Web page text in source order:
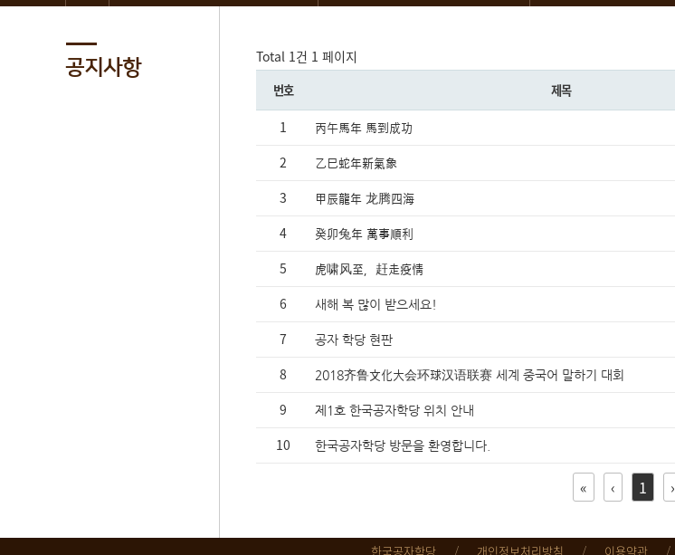
공지사항 Total 1건 1 페이지
번호 제목
1 丙午馬年 馬到成功
2
乙巳蛇年新氣象
3
甲辰龍年 龙腾四海
4
癸卯兔年 萬事順利
5
虎啸风至，赶走疫情
6
새해 복 많이 받으세요!
7
공자 학당 현판
8
2018齐鲁文化大会环球汉语联赛 세계 중국어 말하기 대회
9
제1호 한국공자학당 위치 안내
10
한국공자학당 방문을 환영합니다.
« ‹ 1 ›
한국공자학당 / 개인정보처리방침 / 이용약관 /